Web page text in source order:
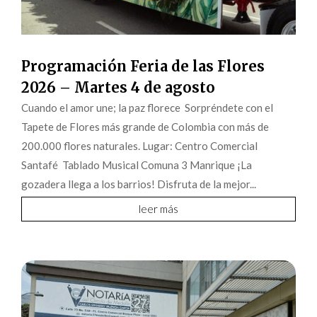
Programación Feria de las Flores
2026 – Martes 4 de agosto
Cuando el amor une; la paz florece Sorpréndete con el
Tapete de Flores más grande de Colombia con más de
200.000 flores naturales. Lugar: Centro Comercial
Santafé Tablado Musical Comuna 3 Manrique ¡La
gozadera llega a los barrios! Disfruta de la mejor...
leer más